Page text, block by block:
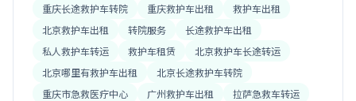
重庆长途救护车转院 重庆救护车出租
救护车出租
北京救护车出租
转院服务
长途救护车出租
私人救护车转运
救护车租赁
北京救护车长途转运
北京哪里有救护车出租
北京长途救护车转院
重庆市急救医疗中心
广州救护车出租
拉萨急救车转运